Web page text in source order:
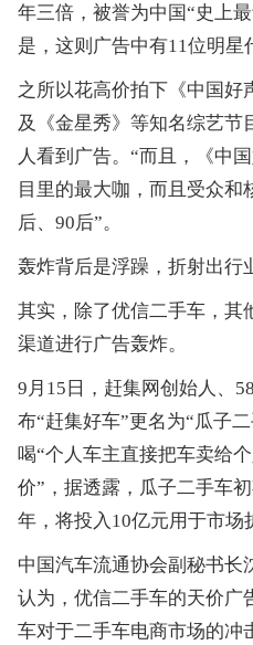
年三倍，被誉为中国“史上
是，这则广告中有11位明星
之所以花高价拍下《中国好
及《金星秀》等知名综艺节
人看到广告。“而且，《中
目里的最大咖，而且受众和
后、90后”。
轰炸背后是浮躁，折射出行
其实，除了优信二手车，其
渠道进行广告轰炸。
9月15日，赶集网创始人、
布“赶集好车”更名为“瓜子
喝“个人车主直接把车卖给
价”，据透露，瓜子二手车
年，将投入10亿元用于市场
中国汽车流通协会副秘书长
认为，优信二手车的天价广
车对于二手车电商市场的冲